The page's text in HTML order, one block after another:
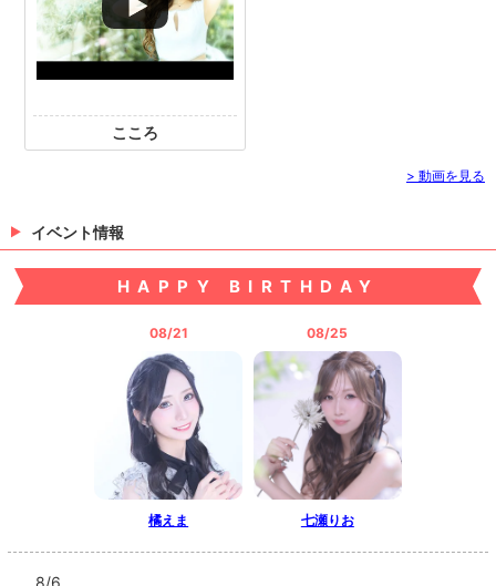
こころ
> 動画を見る
イベント情報
HAPPY BIRTHDAY
08/21
橘えま
08/25
七瀬りお
8/6